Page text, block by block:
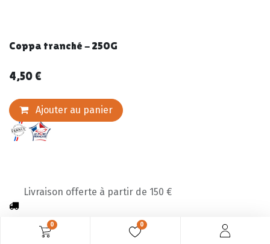
0 0
Coppa tranché - 250G
4,50 €
Ajouter au panier
Livraison offerte à partir de 150 €